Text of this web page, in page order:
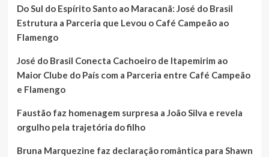
Do Sul do Espírito Santo ao Maracanã: José do Brasil
Estrutura a Parceria que Levou o Café Campeão ao
Flamengo
José do Brasil Conecta Cachoeiro de Itapemirim ao
Maior Clube do País com a Parceria entre Café Campeão
e Flamengo
Faustão faz homenagem surpresa a João Silva e revela
orgulho pela trajetória do filho
Bruna Marquezine faz declaração romântica para Shawn